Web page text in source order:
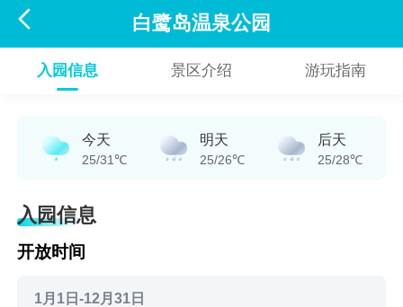
 白鹭岛温泉公园
入园信息 景区介绍 游玩指南
今天
25/31℃
明天
25/26℃
后天
25/28℃
入园信息
开放时间
1月1日-12月31日